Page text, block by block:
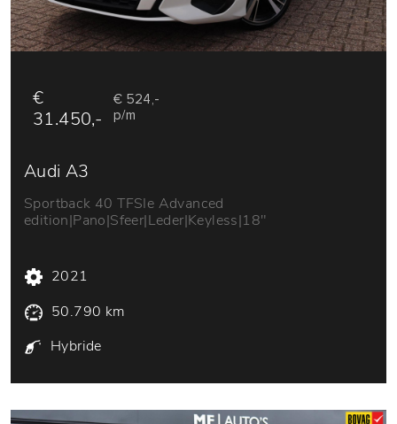
€
31.450,-
€ 524,-
p/m
Audi A3
Sportback 40 TFSIe Advanced
edition|Pano|Sfeer|Leder|Keyless|18"
2021
50.790 km
Hybride